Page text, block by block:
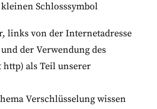
Schlosssymbol
links von der Internetadresse
der Verwendung des
http) als Teil unserer
Verschlüsselung wissen